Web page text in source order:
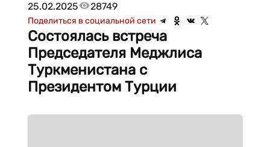
25.02.2025 28749
Поделиться в социальной сети
Состоялась встреча
Председателя Меджлиса
Туркменистана с
Президентом Турции